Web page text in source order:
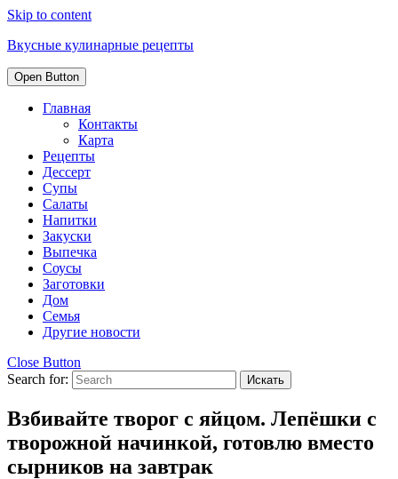
Skip to content
Вкусные кулинарные рецепты
Open Button
Главная
Контакты
Карта
Рецепты
Дессерт
Супы
Салаты
Напитки
Закуски
Выпечка
Соусы
Заготовки
Дом
Семья
Другие новости
Close Button
Search for:
Взбивайте творог с яйцом. Лепёшки с
творожной начинкой, готовлю вместо
сырников на завтрак